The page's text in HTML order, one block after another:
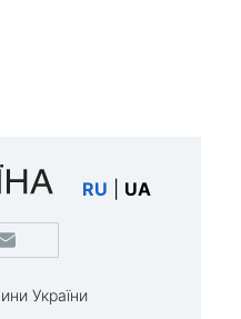
RU UA
України